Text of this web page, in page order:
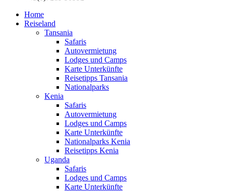
Home
Reiseland
Tansania
Safaris
Autovermietung
Lodges und Camps
Karte Unterkünfte
Reisetipps Tansania
Nationalparks
Kenia
Safaris
Autovermietung
Lodges und Camps
Karte Unterkünfte
Nationalparks Kenia
Reisetipps Kenia
Uganda
Safaris
Lodges und Camps
Karte Unterkünfte